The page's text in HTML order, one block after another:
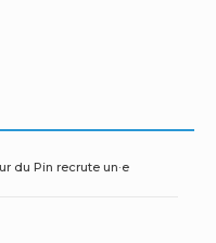
du Pin recrute un·e